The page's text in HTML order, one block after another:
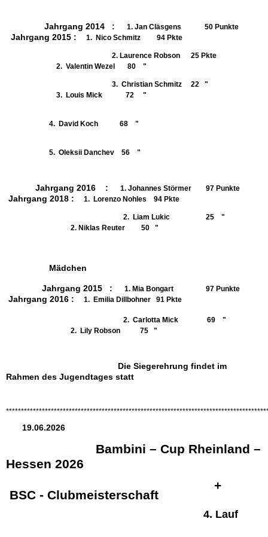
Jahrgang 2014 : 1. Jan Cläsgens 50 Punkte
Jahrgang 2015 : 1. Nico Schmitz 94 Pkte
2. Laurence Robson 25 Pkte
2. Valentin Wezel 80 "
3. Christian Schmitz 22 "
3. Louis Mick 72 "
4. David Koch 68 "
5. Oleksii Danchev 56 "
Jahrgang 2016 : 1. Johannes Störmer 97 Punkte
Jahrgang 2018 : 1. Lorenzo Nohles 94 Pkte
2. Liam Lukic 25 "
2. Niklas Reuter 50 "
Mädchen
Jahrgang 2015 : 1. Mia Bongart 97 Punkte
Jahrgang 2016 : 1. Emilia Dillbohner 91 Pkte
2. Carlotta Mick 69 "
2. Lily Robson 75 "
Die Siegerehrung findet im
Rahmen des Jugendtages statt
19.06.2026
Bambini – Cup Rheinland –
Hessen 2026
+
BSC - Clubmeisterschaft
4. Lauf